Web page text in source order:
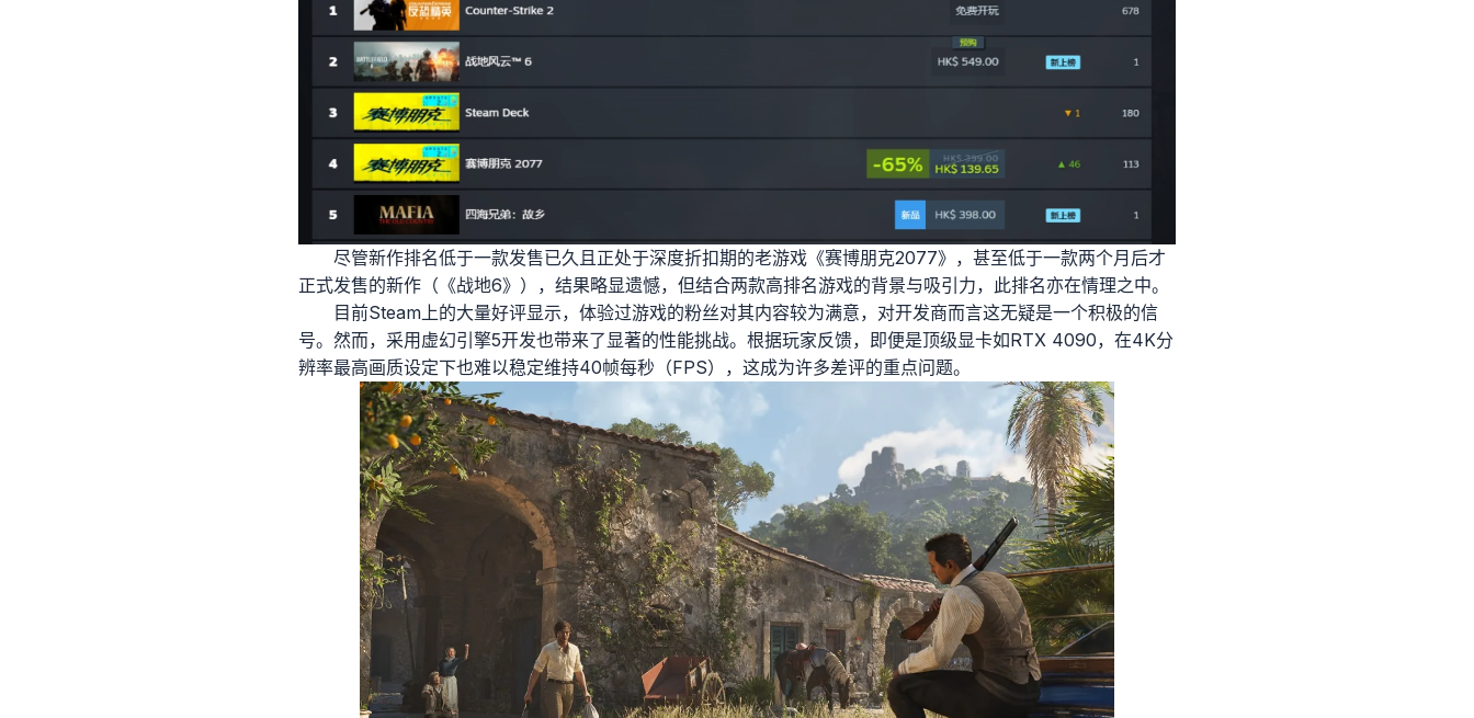
尽管新作排名低于一款发售已久且正处于深度折扣期的老游戏《赛博朋克2077》，甚至低于一款两个月后才
正式发售的新作（《战地6》），结果略显遗憾，但结合两款高排名游戏的背景与吸引力，此排名亦在情理之中。
目前Steam上的大量好评显示，体验过游戏的粉丝对其内容较为满意，对开发商而言这无疑是一个积极的信
号。然而，采用虚幻引擎5开发也带来了显著的性能挑战。根据玩家反馈，即便是顶级显卡如RTX 4090，在4K分
辨率最高画质设定下也难以稳定维持40帧每秒（FPS），这成为许多差评的重点问题。